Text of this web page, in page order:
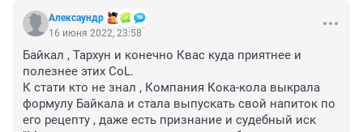
Алексаyндр
16 июня 2022, 23:58
Байкал , Тархун и конечно Квас куда приятнее и
полезнее этих CoL.
К стати кто не знал , Компания Кока-кола выкрала
формулу Байкала и стала выпускать свой напиток по
его рецепту , даже есть признание и судебный иск